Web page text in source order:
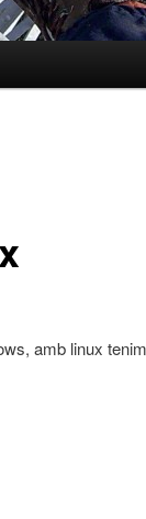
amb linux